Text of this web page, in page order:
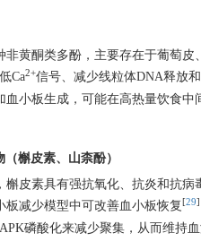
非黄酮类多酚，主要存在于葡萄
Ca2+信号、减少线粒体DNA释放
血小板生成，可能在高热量饮食中
槲皮素、山柰酚）
槲皮素具有强抗氧化、抗炎和抗
板减少模型中可改善血小板恢复 [29]
磷酸化来减少聚集，从而维持